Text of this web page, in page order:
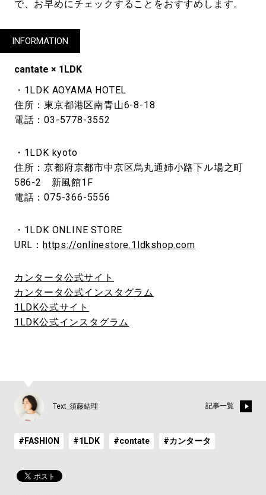
で、お早めにチェックすることをおすすめします。
INFORMATION
cantate × 1LDK
・1LDK AOYAMA HOTEL
住所：東京都港区南⻘⼭6-8-18
電話：03-5778-3552
・1LDK kyoto
住所：京都府京都市中京区烏丸通姉小路下ル場之町
586-2 新風館1F
電話：075-366-5556
・1LDK ONLINE STORE
URL：https://onlinestore.1ldkshop.com
カンタータ公式サイト
カンタータ公式インスタグラム
1LDK公式サイト
1LDK公式インスタグラム
Text_須藤結理 記事一覧
#FASHION #1LDK #contate #カンタータ